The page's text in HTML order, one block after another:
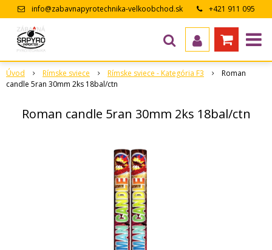
info@zabavnapyrotechnika-velkoobchod.sk
+421 911 095
Úvod Rímske sviece Rímske sviece - Kategória F3
Roman
candle 5ran 30mm 2ks 18bal/ctn
Roman candle 5ran 30mm 2ks 18bal/ctn